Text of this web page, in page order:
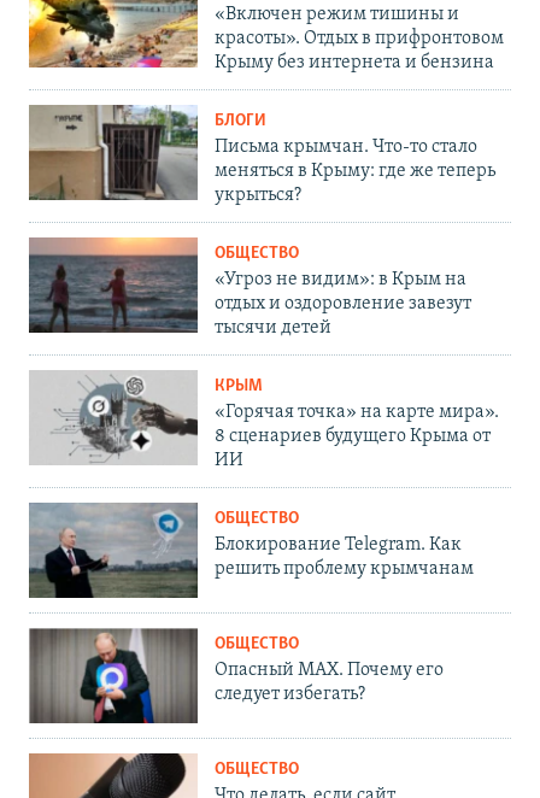
«Включен режим тишины и
красоты». Отдых в прифронтовом
Крыму без интернета и бензина
БЛОГИ
Письма крымчан. Что-то стало
меняться в Крыму: где же теперь
укрыться?
ОБЩЕСТВО
«Угроз не видим»: в Крым на
отдых и оздоровление завезут
тысячи детей
КРЫМ
«Горячая точка» на карте мира».
8 сценариев будущего Крыма от
ИИ
ОБЩЕСТВО
Блокирование Telegram. Как
решить проблему крымчанам
ОБЩЕСТВО
Опасный MAX. Почему его
следует избегать?
ОБЩЕСТВО